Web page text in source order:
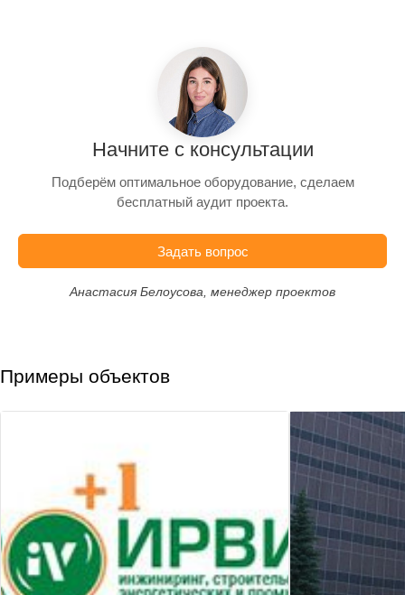
Начните с консультации
Подберём оптимальное оборудование, сделаем
бесплатный аудит проекта.
Задать вопрос
Анастасия Белоусова, менеджер проектов
Примеры объектов